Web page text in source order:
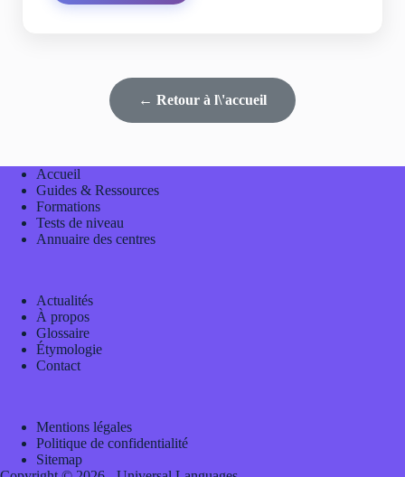
← Retour à l\'accueil
Accueil
Guides & Ressources
Formations
Tests de niveau
Annuaire des centres
Actualités
À propos
Glossaire
Étymologie
Contact
Mentions légales
Politique de confidentialité
Sitemap